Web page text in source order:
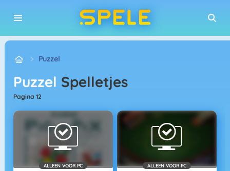
Puzzel
Puzzel Spelletjes
pagina 12
ALLEEN VOOR PC ALLEEN VOOR PC